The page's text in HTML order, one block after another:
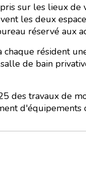
sur les lieux de
les deux
réservé aux
chaque résident
de bain
des travaux de
d'équipements